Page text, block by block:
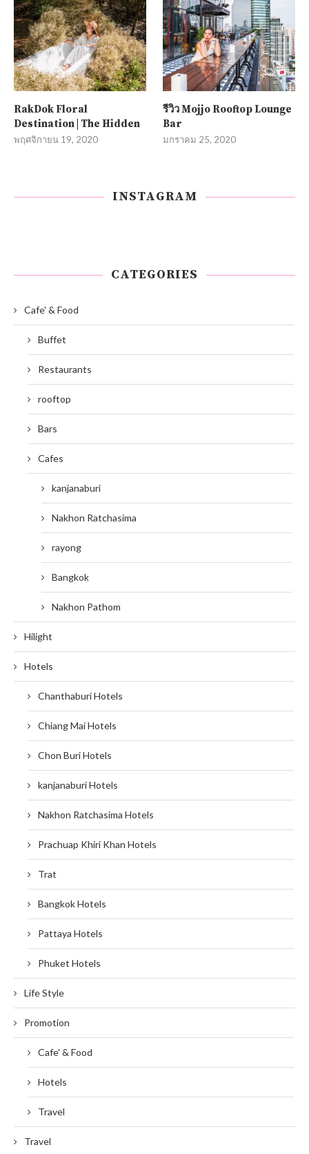
RakDok Floral
Destination | The Hidden
พฤศจิกายน 19, 2020
รีวิว Mojjo Rooftop Lounge
Bar
มกราคม 25, 2020
INSTAGRAM
CATEGORIES
Cafe' & Food
Buffet
Restaurants
rooftop
Bars
Cafes
kanjanaburi
Nakhon Ratchasima
rayong
Bangkok
Nakhon Pathom
Hilight
Hotels
Chanthaburi Hotels
Chiang Mai Hotels
Chon Buri Hotels
kanjanaburi Hotels
Nakhon Ratchasima Hotels
Prachuap Khiri Khan Hotels
Trat
Bangkok Hotels
Pattaya Hotels
Phuket Hotels
Life Style
Promotion
Cafe' & Food
Hotels
Travel
Travel